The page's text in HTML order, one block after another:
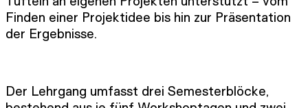
Finden einer Projektidee bis hin zur Präsentation
der Ergebnisse.
Der Lehrgang umfasst drei Semesterblöcke,